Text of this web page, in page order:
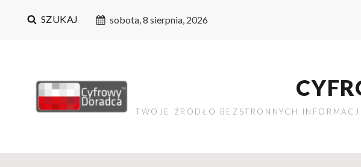
SZUKAJ sobota, 8 sierpnia, 2026
TWOJE ŹRÓDŁO BEZSTRONNYCH